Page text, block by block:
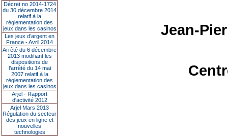
Décret no 2014-1724
du 30 décembre 2014
relatif à la
réglementation des
jeux dans les casinos
Les jeux d’argent en
France - Avril 2014
Arrêté du 6 décembre
2013 modifiant les
dispositions de
l’arrêté du 14 mai
2007 relatif à la
réglementation des
jeux dans les casinos
Arjel - Rapport
d'activité 2012
Arjel Mars 2013
Régulation du secteur
des jeux en ligne et
nouvelles
technologies
Jean-